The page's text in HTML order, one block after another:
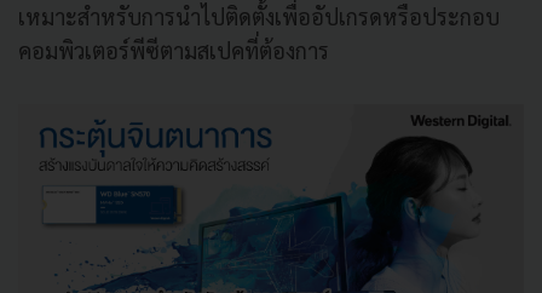
เหมาะสำหรับการนำไปติดตั้งเพื่ออัปเกรดหรือประกอบ
คอมพิวเตอร์พีซีตามสเปคที่ต้องการ